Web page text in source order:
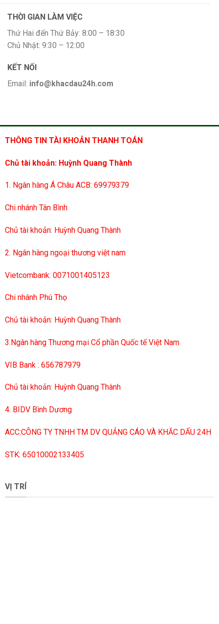
THỜI GIAN LÀM VIỆC
Thứ Hai đến Thứ Bảy: 8:00 – 18:30
Chủ Nhật: 9:30 – 12:00
KẾT NỐI
Email: info@khacdau24h.com
THÔNG TIN TÀI KHOẢN THANH TOÁN
Chủ tài khoản: Huỳnh Quang Thành
1. Ngân hàng Á Châu ACB: 69979379
Chi nhánh Tân Bình
Chủ tài khoản: Huỳnh Quang Thành
2. Ngân hàng ngoại thương việt nam
Vietcombank: 0071001405123
Chi nhánh Phú Thọ
Chủ tài khoản: Huỳnh Quang Thành
3.Ngân hàng Thương mại Cổ phần Quốc tế Việt Nam
VIB Bank : 656787979
Chủ tài khoản: Huỳnh Quang Thành
4. BIDV Bình Dương
ACC:CÔNG TY TNHH TM DV QUẢNG CÁO VÀ KHẮC DẤU 24H
STK: 65010002133405
VỊ TRÍ